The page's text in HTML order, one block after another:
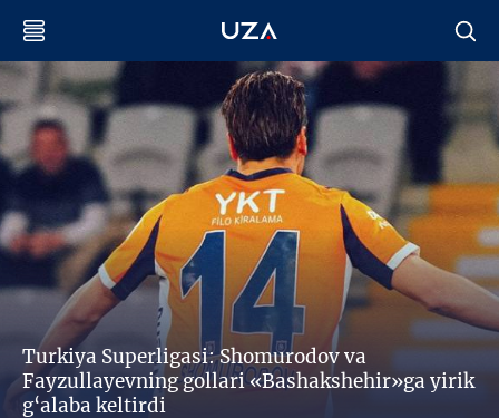
Тurkiya Superligasi: Shomurodov va
Fayzullayevning gollari «Bashakshehir»ga yirik
g‘alaba keltirdi